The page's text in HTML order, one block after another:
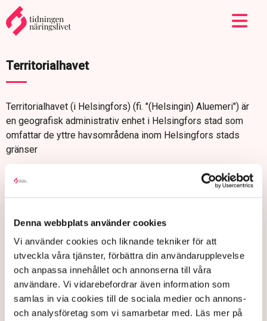
Denna webbplats använder cookies
Vi använder cookies och liknande tekniker för att
utveckla våra tjänster, förbättra din användarupplevelse
och anpassa innehållet och annonserna till våra
användare. Vi vidarebefordrar även information som
samlas in via cookies till de sociala medier och annons-
och analysföretag som vi samarbetar med. Läs mer på
Territorialhavet
Territorialhavet (i Helsingfors) (fi. "(Helsingin) Aluemeri") är
en geografisk administrativ enhet i Helsingfors stad som
omfattar de yttre havsområdena inom Helsingfors stads
gränser